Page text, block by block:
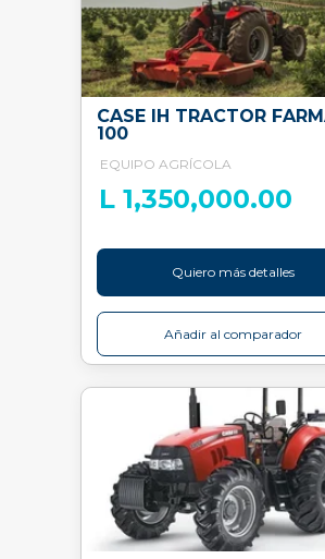
CASE IH TRACTOR
100
EQUIPO AGRÍCOLA
L 1,350,000.00
Quiero más detalles
Añadir al comparador